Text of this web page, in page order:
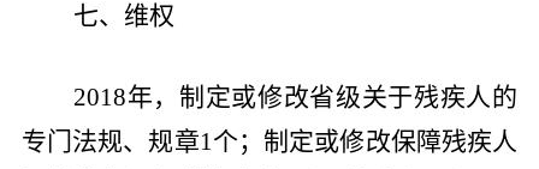
七、维权
2018年，制定或修改省级关于残疾人的
专门法规、规章1个；制定或修改保障残疾人